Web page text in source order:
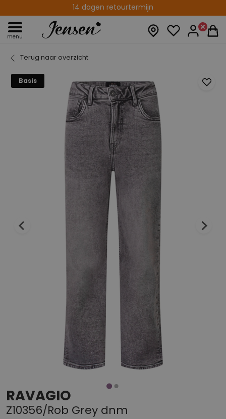
14 dagen retourtermijn
menu
Terug naar overzicht
Basis
RAVAGIO
Z10356/Rob Grey dnm